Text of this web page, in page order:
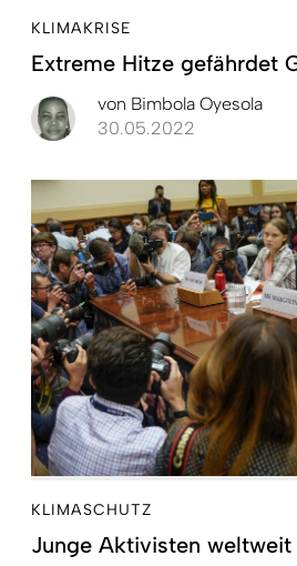
KLIMAKRISE
Extreme Hitze gefährdet
von Bimbola Oyesola
30.05.2022
KLIMASCHUTZ
Junge Aktivisten weltweit